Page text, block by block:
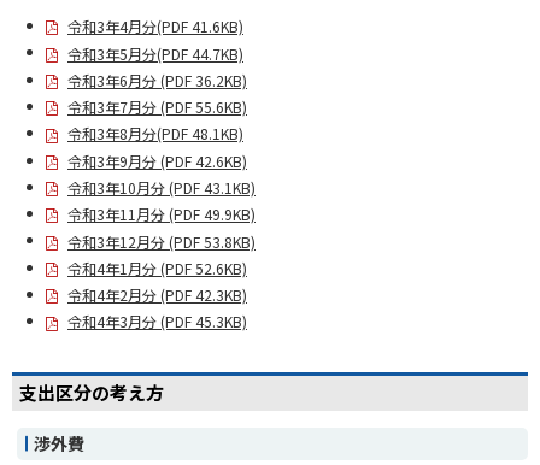
令和3年4月分(PDF 41.6KB)
令和3年5月分(PDF 44.7KB)
令和3年6月分 (PDF 36.2KB)
令和3年7月分 (PDF 55.6KB)
令和3年8月分(PDF 48.1KB)
令和3年9月分 (PDF 42.6KB)
令和3年10月分 (PDF 43.1KB)
令和3年11月分 (PDF 49.9KB)
令和3年12月分 (PDF 53.8KB)
令和4年1月分 (PDF 52.6KB)
令和4年2月分 (PDF 42.3KB)
令和4年3月分 (PDF 45.3KB)
支出区分の考え方
渉外費